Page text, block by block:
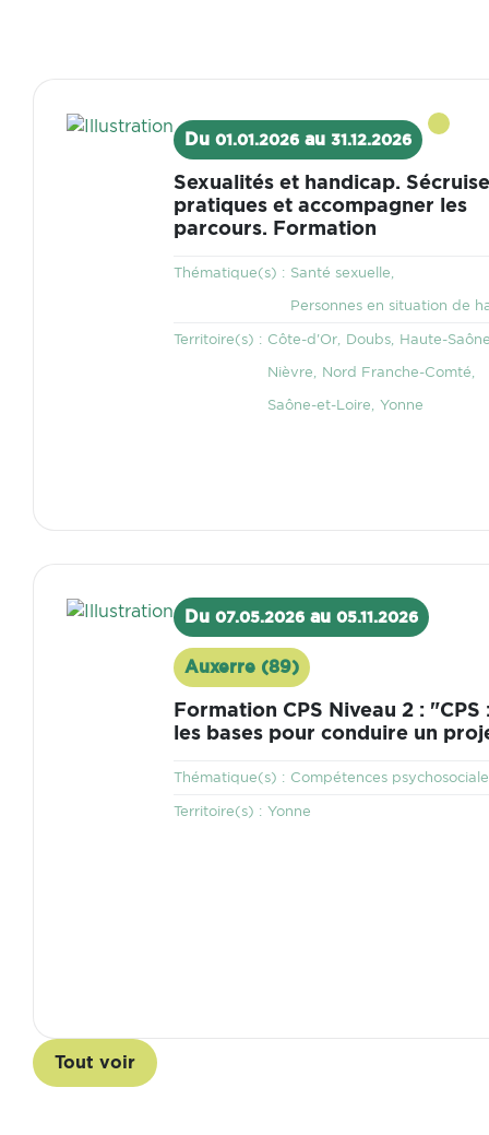
Visuel
Du 01.01.2026 au 31.12.2026
Sexualités et handicap.
pratiques et accompagner les
parcours. Formation
Thématique(s) : Thématique
Santé sexuelle
Personnes en situation de
Territoire(s) : Territoire
Côte-d'Or Doubs Haute-
Nièvre
Nord Franche-Comté
Saône-et-Loire Yonne
Visuel Du 07.05.2026 au 05.11.2026
Lieu
Auxerre (89)
Formation CPS Niveau 2 : "CPS
les bases pour conduire un
Thématique(s) : Thématique
Compétences
Territoire(s) : Territoire
Yonne
Tout voir